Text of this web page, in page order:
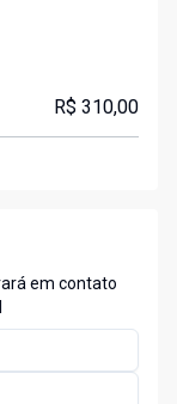
R$ 310,00
em contato